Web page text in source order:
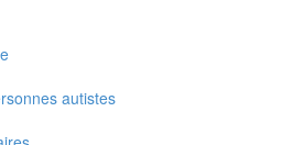
autistes